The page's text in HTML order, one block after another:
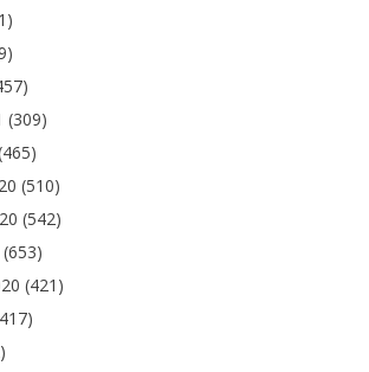
(309)
(510)
(542)
(653)
(421)